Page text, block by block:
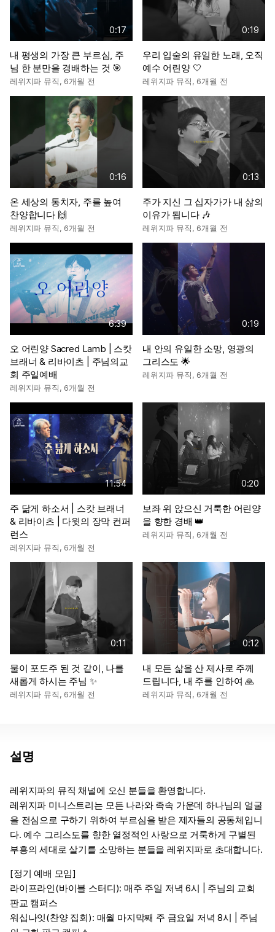
0:17
내 평생의 가장 큰 부르심, 주
님 한 분만을 경배하는 것 🎯
레위지파 뮤직, 6개월 전
0:19
우리 입술의 유일한 노래, 오직
예수 어린양 🤍
레위지파 뮤직, 6개월 전
0:16
온 세상의 통치자, 주를 높여
찬양합니다 🙌
레위지파 뮤직, 6개월 전
0:13
주가 지신 그 십자가가 내 삶의
이유가 됩니다 🎶
레위지파 뮤직, 6개월 전
6:39
오 어린양 Sacred Lamb | 스캇
브래너 & 리바이츠 | 주님의교
회 주일예배
레위지파 뮤직, 6개월 전
0:19
내 안의 유일한 소망, 영광의
그리스도 🌟
레위지파 뮤직, 6개월 전
11:54
주 닮게 하소서 | 스캇 브래너
& 리바이츠 | 다윗의 장막 컨퍼
런스
레위지파 뮤직, 6개월 전
0:20
보좌 위 앉으신 거룩한 어린양
을 향한 경배 👑
레위지파 뮤직, 6개월 전
0:11
물이 포도주 된 것 같이, 나를
새롭게 하시는 주님 ✨
레위지파 뮤직, 6개월 전
0:12
내 모든 삶을 산 제사로 주께
드립니다, 내 주를 인하여 🙏
레위지파 뮤직, 6개월 전
설명
레위지파의 뮤직 채널에 오신 분들을 환영합니다.
레위지파 미니스트리는 모든 나라와 족속 가운데 하나님의 얼굴
을 전심으로 구하기 위하여 부르심을 받은 제자들의 공동체입니
다. 예수 그리스도를 향한 열정적인 사랑으로 거룩하게 구별된
부흥의 세대로 살기를 소망하는 분들을 레위지파로 초대합니다.
[정기 예배 모임]
라이프라인(바이블 스터디): 매주 주일 저녁 6시 | 주님의 교회
판교 캠퍼스
워십나잇(찬양 집회): 매월 마지막째 주 금요일 저녁 8시 | 주님